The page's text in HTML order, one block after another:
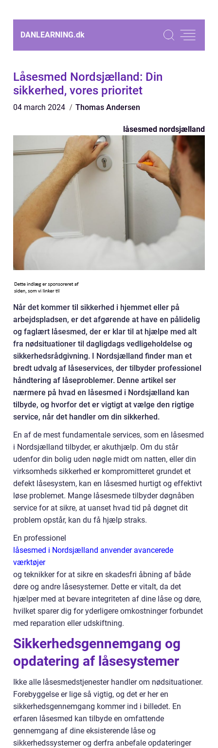
DANLEARNING.dk
Låsesmed Nordsjælland: Din
sikkerhed, vores prioritet
04 march 2024 Thomas Andersen
låsesmed nordsjælland
Når det kommer til sikkerhed i hjemmet eller på
arbejdspladsen, er det afgørende at have en pålidelig
og faglært låsesmed, der er klar til at hjælpe med alt
fra nødsituationer til dagligdags vedligeholdelse og
sikkerhedsrådgivning. I Nordsjælland finder man et
bredt udvalg af låseservices, der tilbyder professionel
håndtering af låseproblemer. Denne artikel ser
nærmere på hvad en låsesmed i Nordsjælland kan
tilbyde, og hvorfor det er vigtigt at vælge den rigtige
service, når det handler om din sikkerhed.
En af de mest fundamentale services, som en låsesmed
i Nordsjælland tilbyder, er akuthjælp. Om du står
udenfor din bolig uden nøgle midt om natten, eller din
virksomheds sikkerhed er kompromitteret grundet et
defekt låsesystem, kan en låsesmed hurtigt og effektivt
løse problemet. Mange låsesmede tilbyder døgnåben
service for at sikre, at uanset hvad tid på døgnet dit
problem opstår, kan du få hjælp straks.
En professionel
låsesmed i Nordsjælland anvender avancerede
værktøjer
og teknikker for at sikre en skadesfri åbning af både
døre og andre låsesystemer. Dette er vitalt, da det
hjælper med at bevare integriteten af dine låse og døre,
hvilket sparer dig for yderligere omkostninger forbundet
med reparation eller udskiftning.
Sikkerhedsgennemgang og
opdatering af låsesystemer
Ikke alle låsesmedstjenester handler om nødsituationer.
Forebyggelse er lige så vigtig, og det er her en
sikkerhedsgennemgang kommer ind i billedet. En
erfaren låsesmed kan tilbyde en omfattende
gennemgang af dine eksisterende låse og
sikkerhedssystemer og derfra anbefale opdateringer